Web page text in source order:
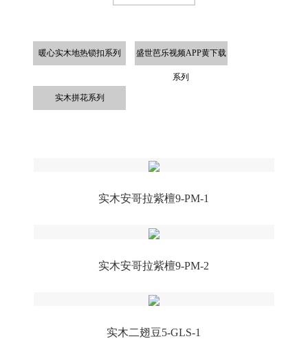
暖心实木地热锁扣系列 盛世芭乐视频APP黄下载
系列
实木拼花系列
实木安哥拉紫檀9-PM-1
实木安哥拉紫檀9-PM-2
实木二翅豆5-GLS-1